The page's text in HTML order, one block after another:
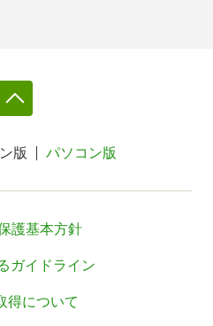
版 パソコン版
護基本方針
ガイドライン
得について